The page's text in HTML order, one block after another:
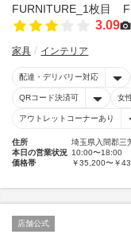
3.09
家具 インテリア
配達・デリバリー対応
QRコード決済可 女
アウトレットコーナーあり
住所
埼玉県入間郡三
本日の営業状況 10:00〜18:00
価格帯
￥35,200〜￥
店舗公式